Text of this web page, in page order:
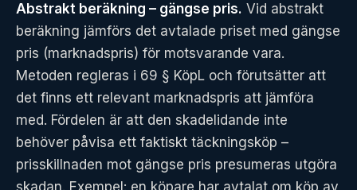
Abstrakt beräkning – gängse pris. Vid abstrakt
beräkning jämförs det avtalade priset med gängse
pris (marknadspris) för motsvarande vara.
Metoden regleras i 69 § KöpL och förutsätter att
det finns ett relevant marknadspris att jämföra
med. Fördelen är att den skadelidande inte
behöver påvisa ett faktiskt täckningsköp –
prisskillnaden mot gängse pris presumeras utgöra
skadan. Exempel: en köpare har avtalat om köp av